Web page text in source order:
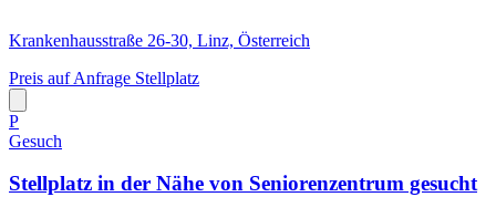
Krankenhausstraße 26-30, Linz, Österreich
Preis auf Anfrage Stellplatz
P
Gesuch
Stellplatz in der Nähe von Seniorenzentrum gesucht